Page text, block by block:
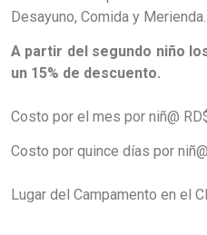
Desayuno, Comida y Merienda.
A partir del segundo niño
un 15% de descuento.
Costo por el mes por niñ@
Costo por quince días por
Lugar del Campamento en el